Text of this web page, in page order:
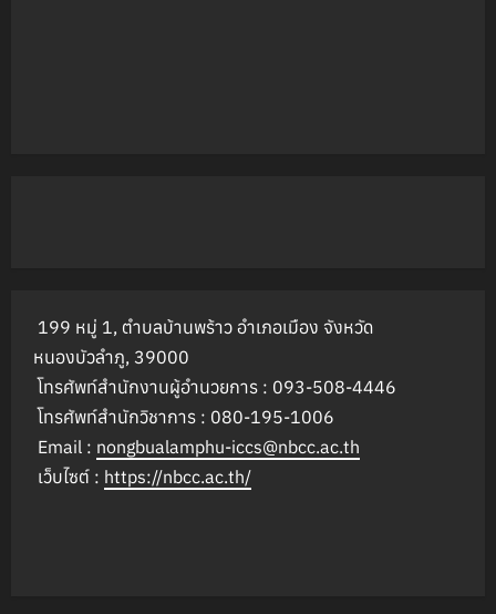
199 หมู่ 1, ตำบลบ้านพร้าว อำเภอเมือง จังหวัด
หนองบัวลำภู, 39000
โทรศัพท์สำนักงานผู้อำนวยการ : 093-508-4446
โทรศัพท์สำนักวิชาการ : 080-195-1006
Email : nongbualamphu-iccs@nbcc.ac.th
เว็บไซต์ : https://nbcc.ac.th/